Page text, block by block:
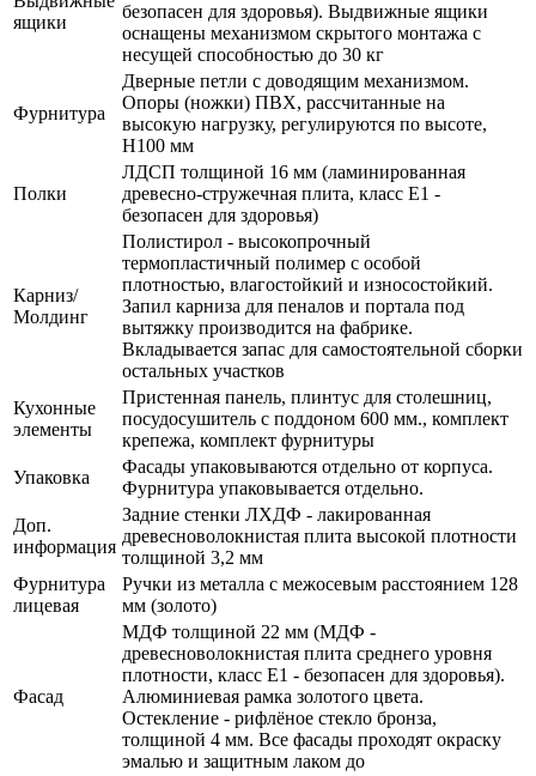
ящики
безопасен для здоровья). Выдвижные ящики
оснащены механизмом скрытого монтажа с
несущей способностью до 30 кг
Фурнитура
Дверные петли с доводящим механизмом.
Опоры (ножки) ПВХ, рассчитанные на
высокую нагрузку, регулируются по высоте,
H100 мм
Полки
ЛДСП толщиной 16 мм (ламинированная
древесно-стружечная плита, класс E1 -
безопасен для здоровья)
Карниз/
Молдинг
Полистирол - высокопрочный
термопластичный полимер с особой
плотностью, влагостойкий и износостойкий.
Запил карниза для пеналов и портала под
вытяжку производится на фабрике.
Вкладывается запас для самостоятельной сборки
остальных участков
Кухонные
элементы
Пристенная панель, плинтус для столешниц,
посудосушитель с поддоном 600 мм., комплект
крепежа, комплект фурнитуры
Упаковка
Фасады упаковываются отдельно от корпуса.
Фурнитура упаковывается отдельно.
Доп.
информация
Задние стенки ЛХДФ - лакированная
древесноволокнистая плита высокой плотности
толщиной 3,2 мм
Фурнитура
лицевая
Ручки из металла с межосевым расстоянием 128
мм (золото)
Фасад
МДФ толщиной 22 мм (МДФ -
древесноволокнистая плита среднего уровня
плотности, класс E1 - безопасен для здоровья).
Алюминиевая рамка золотого цвета.
Остекление - рифлёное стекло бронза,
толщиной 4 мм. Все фасады проходят окраску
эмалью и защитным лаком до